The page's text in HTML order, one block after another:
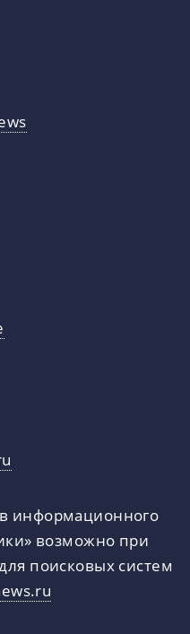
информационного
возможно при
поисковых систем